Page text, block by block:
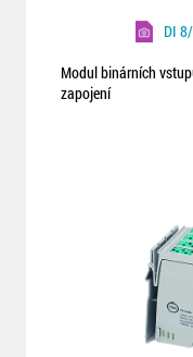
DI
Modul binárních
zapojení